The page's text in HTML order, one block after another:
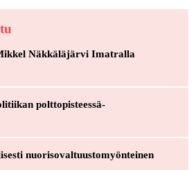
Näkkäläjärvi Imatralla
polttopisteessä-
nuorisovaltuustomyönteinen